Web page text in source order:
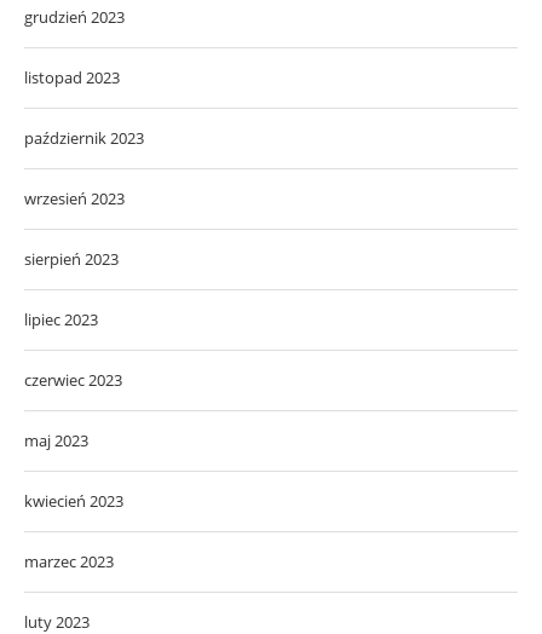
grudzień 2023
listopad 2023
październik 2023
wrzesień 2023
sierpień 2023
lipiec 2023
czerwiec 2023
maj 2023
kwiecień 2023
marzec 2023
luty 2023